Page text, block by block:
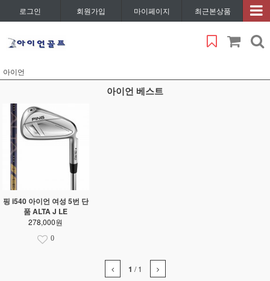
로그인 회원가입 마이페이지 최근본상품
아이언
아이언 베스트
핑 i540 아이언 여성 5번 단
품 ALTA J LE
278,000원
0
1 /1